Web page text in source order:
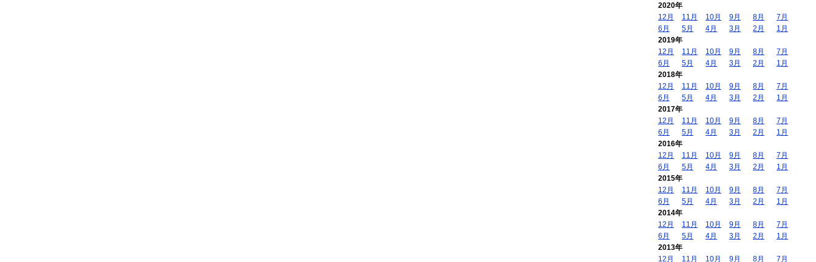
2020年
12月
11月 10月 9月 8月
7月
6月
5月 4月 3月 2月
1月
2019年
12月
11月 10月 9月 8月
7月
6月
5月 4月 3月 2月
1月
2018年
12月
11月 10月 9月 8月
7月
6月
5月 4月 3月 2月
1月
2017年
12月
11月 10月 9月 8月
7月
6月
5月 4月 3月 2月
1月
2016年
12月
11月 10月 9月 8月
7月
6月
5月 4月 3月 2月
1月
2015年
12月
11月 10月 9月 8月
7月
6月
5月 4月 3月 2月
1月
2014年
12月
11月 10月 9月 8月
7月
6月
5月 4月 3月 2月
1月
2013年
12月
11月 10月 9月 8月 7月